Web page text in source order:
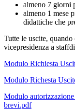
almeno 7 giorni
almeno 1 mese
didattiche che
Tutte le uscite, quando
vicepresidenza a
Modulo Richiesta
Modulo Richesta
Modulo
brevi.pdf